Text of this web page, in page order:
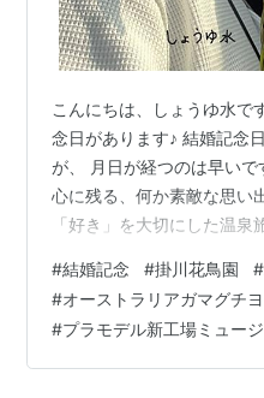
こんにちは、しょうゆ水で
念日があります♪ 結婚記念
が、 月日が経つのは早いで
心に残る、何か素敵な思い
「好き」を大切にした温
お宿に再宿泊する。②鳥大
花鳥園に行く。③ガンプラ
の、 「BHCPDⅡ MUSEUM
アム）」で工場見学をす
#結婚記念 #掛川花鳥園 #
#オーストラリアガマグチ
#プラモデル新工場ミュー